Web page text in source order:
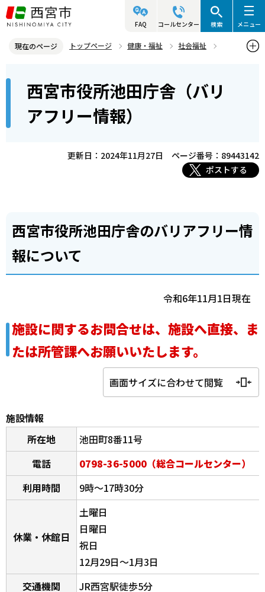
こ
の
ジ
頭
FAQ コールセンター 検索 メニュー
現在のページ トップページ 健康・福祉
社会福祉
西宮市役所池田庁舎（バリアフリー情報）
西宮市役所池田庁舎（バリ
アフリー情報）
更新日：2024年11月27日
ページ番号：89443142
ポストする
西宮市役所池田庁舎のバリアフリー情
報について
令和6年11月1日現在
施設に関するお問合せは、施設へ直接、ま
たは所管課へお願いいたします。
画面サイズに合わせて閲覧
施設情報
所在地
池田町8番11号
電話
0798-36-5000（総合コールセンター）
利用時間
9時～17時30分
休業・休館日
土曜日
日曜日
祝日
12月29日～1月3日
交通機関
JR西宮駅徒歩5分